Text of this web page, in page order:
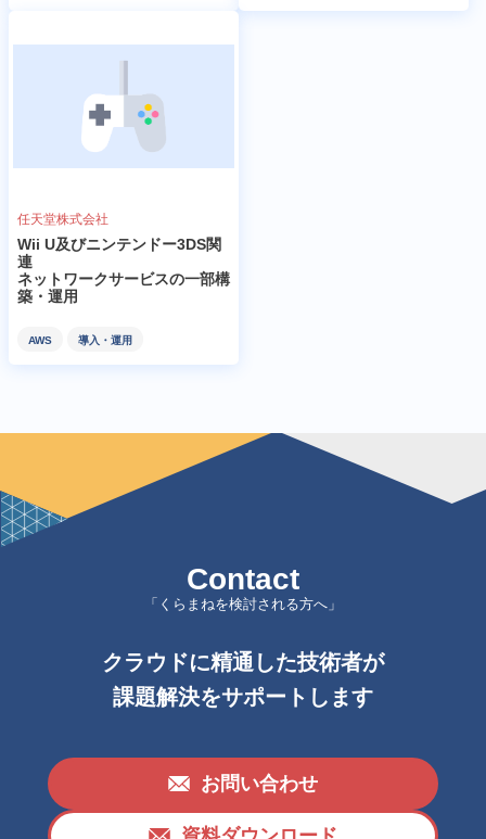
任天堂株式会社
Wii U及びニンテンドー3DS関
連
ネットワークサービスの一部構
築・運用
AWS 導入・運用
Contact
「くらまねを検討される方へ」
クラウドに精通した技術者が
課題解決をサポートします
お問い合わせ